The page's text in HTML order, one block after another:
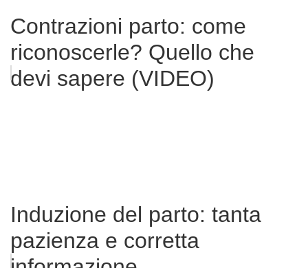
Contrazioni parto: come
riconoscerle? Quello che
devi sapere (VIDEO)
Induzione del parto: tanta
pazienza e corretta